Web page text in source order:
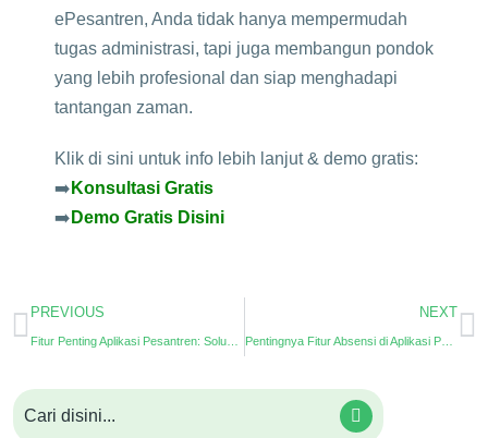
ePesantren, Anda tidak hanya mempermudah
tugas administrasi, tapi juga membangun pondok
yang lebih profesional dan siap menghadapi
tantangan zaman.
Klik di sini untuk info lebih lanjut & demo gratis:
➡️ Konsultasi Gratis
➡️ Demo Gratis Disini
PREVIOUS NEXT
Pentingnya Fitur Absensi di Aplikasi Pesantren